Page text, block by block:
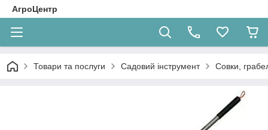
АгроЦентр
Товари та послуги Садовий інструмент Совки,